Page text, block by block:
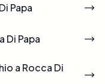
Papa
Di Papa
a Rocca Di